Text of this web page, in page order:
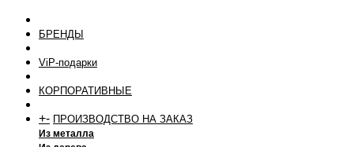
БРЕНДЫ
ViP-подарки
КОРПОРАТИВНЫЕ
+- ПРОИЗВОДСТВО НА ЗАКАЗ
Из металла